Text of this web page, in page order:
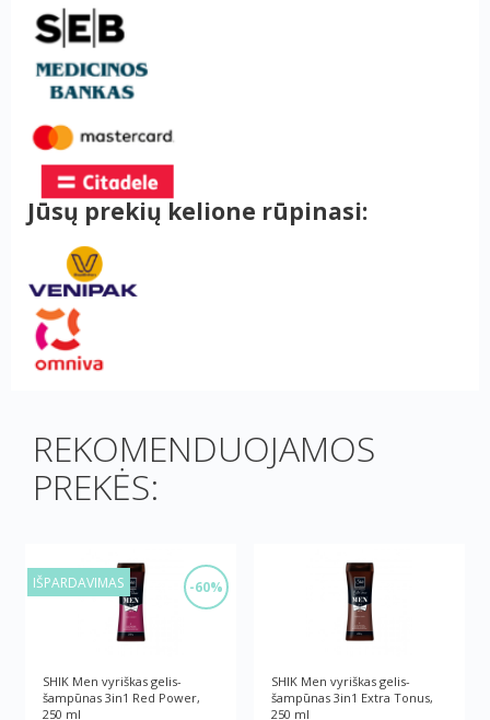
Jūsų prekių kelione rūpinasi:
REKOMENDUOJAMOS
PREKĖS:
-60%
IŠPARDAVIMAS
SHIK Men vyriškas gelis-
šampūnas 3in1 Red Рower,
250 ml
SHIK Men vyriškas gelis-
šampūnas 3in1 Extra Тonus,
250 ml